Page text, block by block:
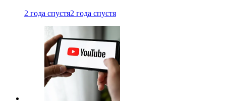
2 года спустя2 года спустя